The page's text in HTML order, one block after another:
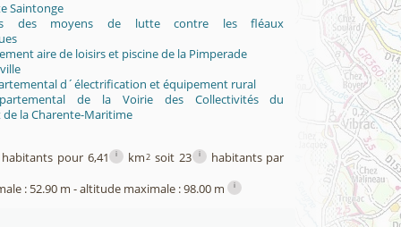
Saintonge
des moyens de lutte contre les fléaux
aire de loisirs et piscine de la Pimperade
d´électrification et équipement rural
de la Voirie des Collectivités du
la Charente-Maritime
pour 6,41 i km2 soit 23 i habitants par
: 52.90 m - altitude maximale : 98.00 m i